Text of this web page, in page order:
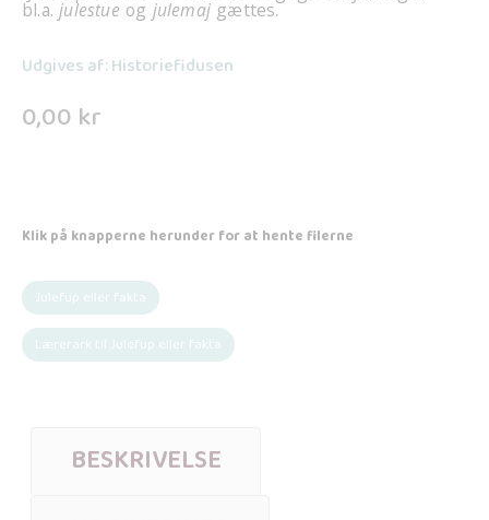
bl.a.julestue og julemaj gættes.
Udgives af: Historiefidusen
0,00 kr
Klik på knapperne herunder for at hente filerne
Julefup eller fakta
Lærerark til Julefup eller fakta
BESKRIVELSE